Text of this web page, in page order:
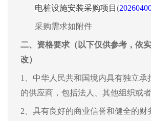
电桩设施安装采购项目 (
采购需求如附件
二、 资格要求 （以下仅供参考，依
改）
1、中华人民共和国境内具有独立承
的供应商，包括法人、其他组织或者
2、具有良好的商业信誉和健全的财